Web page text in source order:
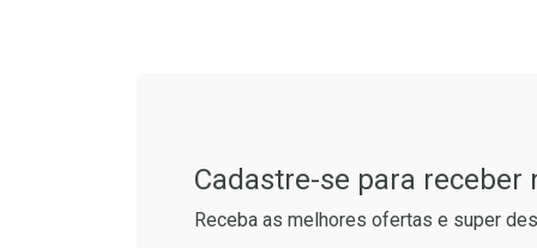
Comprar sem Desconto
Comprar sem Desconto
Por R$ 52,64/cada
Comprar
Por R$
Comprar
Por R$
Cadastre-se para receber
Receba as melhores ofertas e super